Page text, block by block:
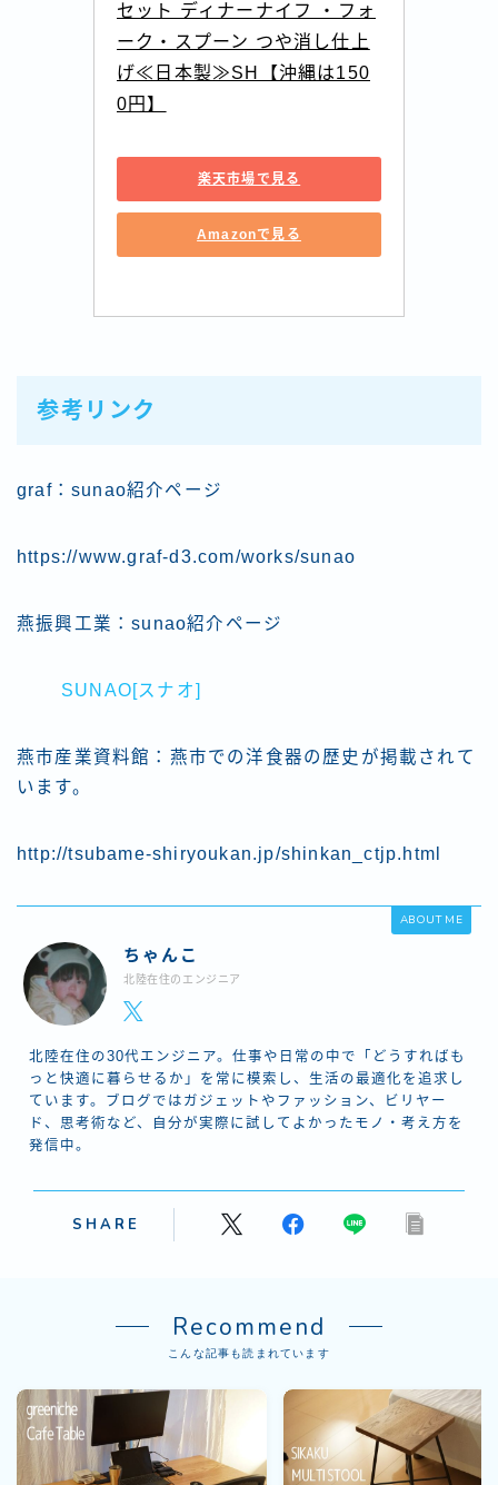
セット ディナーナイフ ・フォ
ーク・スプーン つや消し仕上
げ≪日本製≫SH【沖縄は150
0円】
楽天市場で見る
Amazonで見る
参考リンク
graf：sunao紹介ページ
https://www.graf-d3.com/works/sunao
燕振興工業：sunao紹介ページ
SUNAO[スナオ]
燕市産業資料館：燕市での洋食器の歴史が掲載されて
います。
http://tsubame-shiryoukan.jp/shinkan_ctjp.html
ABOUT ME
ちゃんこ
北陸在住のエンジニア
北陸在住の30代エンジニア。仕事や日常の中で「どうすればも
っと快適に暮らせるか」を常に模索し、生活の最適化を追求し
ています。ブログではガジェットやファッション、ビリヤー
ド、思考術など、自分が実際に試してよかったモノ・考え方を
発信中。
SHARE
Recommend
こんな記事も読まれています